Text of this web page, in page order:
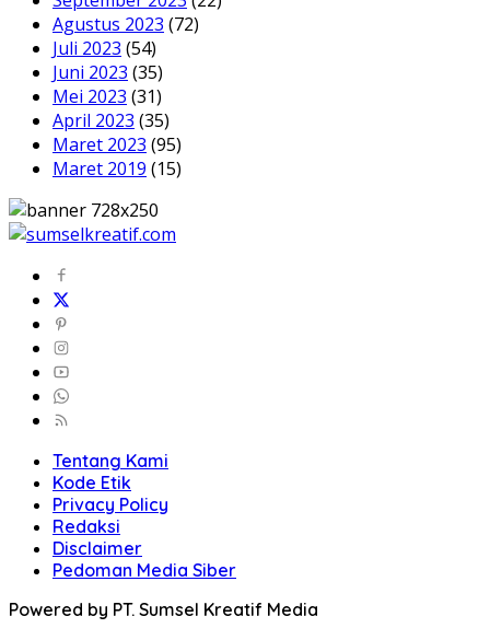
Agustus 2023 (72)
Juli 2023 (54)
Juni 2023 (35)
Mei 2023 (31)
April 2023 (35)
Maret 2023 (95)
Maret 2019 (15)
Tentang Kami
Kode Etik
Privacy Policy
Redaksi
Disclaimer
Pedoman Media Siber
Powered by PT. Sumsel Kreatif Media